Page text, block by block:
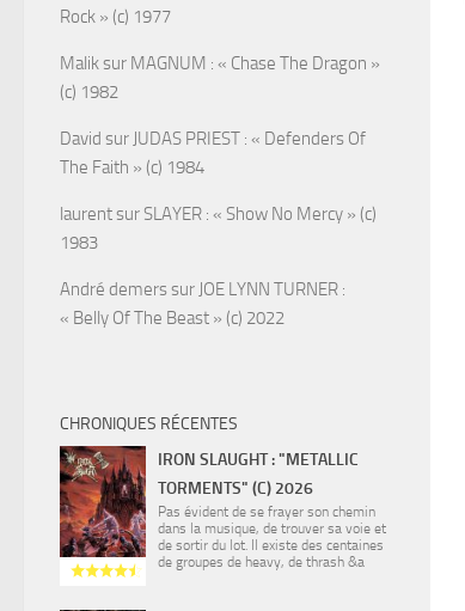
Rock » (c) 1977
Maliksur MAGNUM : « Chase The Dragon »
(c) 1982
David sur JUDAS PRIEST : « Defenders Of
The Faith » (c) 1984
laurentsur SLAYER : « Show No Mercy » (c)
1983
André demerssur JOE LYNN TURNER :
« Belly Of The Beast » (c) 2022
CHRONIQUES RÉCENTES
IRON SLAUGHT : "METALLIC
TORMENTS" (C) 2026
Pas évident de se frayer son chemin
dans la musique, de trouver sa voie et
de sortir du lot. Il existe des centaines
de groupes de heavy, de thrash &a